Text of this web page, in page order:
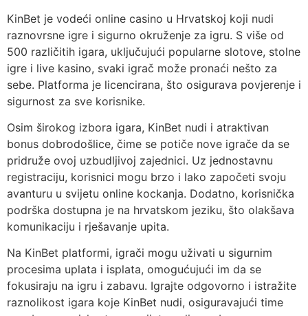
KinBet je vodeći online casino u Hrvatskoj koji nudi
raznovrsne igre i sigurno okruženje za igru. S više od
500 različitih igara, uključujući popularne slotove, stolne
igre i live kasino, svaki igrač može pronaći nešto za
sebe. Platforma je licencirana, što osigurava povjerenje i
sigurnost za sve korisnike.
Osim širokog izbora igara, KinBet nudi i atraktivan
bonus dobrodošlice, čime se potiče nove igrače da se
pridruže ovoj uzbudljivoj zajednici. Uz jednostavnu
registraciju, korisnici mogu brzo i lako započeti svoju
avanturu u svijetu online kockanja. Dodatno, korisnička
podrška dostupna je na hrvatskom jeziku, što olakšava
komunikaciju i rješavanje upita.
Na KinBet platformi, igrači mogu uživati u sigurnim
procesima uplata i isplata, omogućujući im da se
fokusiraju na igru i zabavu. Igrajte odgovorno i istražite
raznolikost igara koje KinBet nudi, osiguravajući time